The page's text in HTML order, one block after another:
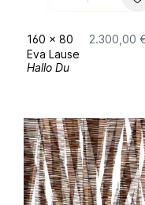
Bierstraße 33
„SKM
IV” / Februar -
160 x 80
2.300,00
Eva Lause
Hallo Du